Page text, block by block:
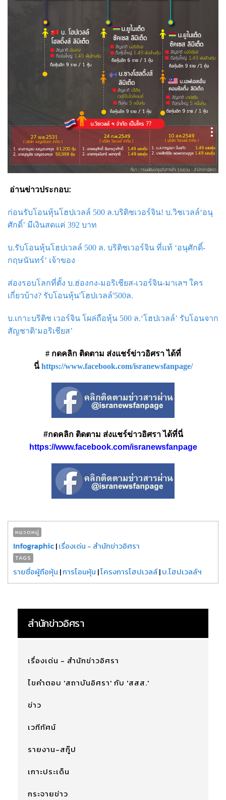
อ่านข่าวประกอบ:
ก่อนรับโอนหุ้นโฮปเวลล์ 500 ล.บริติชเวอร์จิน! บ.วิชเวลล์‘อนุ
ศักดิ์’ มีเงินสดแค่ 392 บาท
บ.รับโอนหุ้นโฮปเวลล์ 500 ล. บริติชเวอร์จิน ที่แท้ ‘อนุศักดิ์-
กฤษนันทร์’ เจ้าของ
ส่องรอบโลกที่ตั้ง บ.ฮ่องกง-มอริเชียส-เวอร์จิน-มาเลฯ ใคร
เกี่ยวบ้าง? รับโอนหุ้น'โฮปเวลล์'500ล.
บ.เกาะบริติช เวอร์จิน โผล่ถือหุ้น 500 ล.‘โฮปเวลล์’ รับโอนจาก
สัญชาติ‘มอริเชียส’
# กดคลิก ติดตาม ส่งแชร์ข่าวอิศรา ได้ที่
นี่https://www.facebook.com/isranewsfanpage/
#กดคลิก ติดตาม ส่งแชร์ข่าวอิศรา ได้ที่นี่
https://www.facebook.com/isranewsfanpage
หมวดหมู่
Infographic|เรื่องเด่น - สำนักข่าวอิศรา
TAGS
รายชื่อผู้ถือหุ้น |การโอนหุ้น |โครงการโฮปเวลล์|บ.โฮปเวลล์ฯ
สำนักข่าวอิศรา
เรื่องเด่น - สำนักข่าวอิศรา
ไขคำตอบ 'สถาบันอิศรา' กับ 'สสส.'
ข่าว
เวทีทัศน์
รายงาน-สกู๊ป
เกาะประเด็น
กระจายข่าว